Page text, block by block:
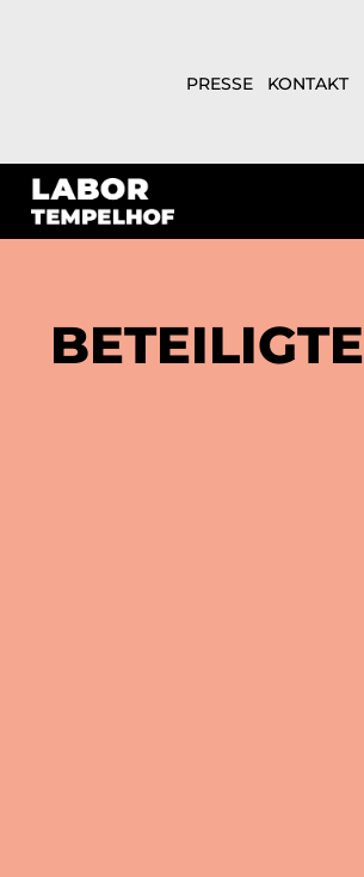
PRESSE KONTAKT
BETEILIGTE